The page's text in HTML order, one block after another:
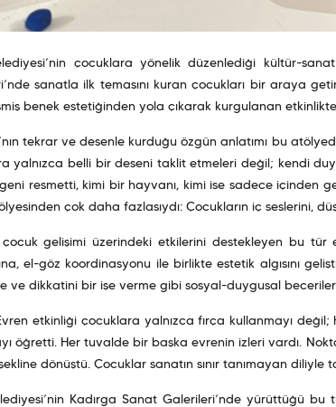
çocuklara yönelik düzenlediği kültür-
sanatla ilk temasını kuran çocukları bir araya
benek estetiğinden yola çıkarak kurgulanan
tekrar ve desenle kurduğu özgün anlatımı bu
yalnızca belli bir deseni taklit etmeleri değil; kendi
resmetti, kimi bir hayvanı, kimi ise sadece içinden
çok daha fazlasıydı: Çocukların iç seslerini,
çocuk gelişimi üzerindeki etkilerini destekleyen bu tür
el-göz koordinasyonu ile birlikte estetik algısını
ve dikkatini bir işe verme gibi sosyal-duygusal
etkinliği çocuklara yalnızca fırça kullanmayı
öğretti. Her tuvalde bir başka evrenin izleri vardı.
dönüştü. Çocuklar sanatın sınır tanımayan diliyle
Kadırga Sanat Galerileri’nde yürüttüğü